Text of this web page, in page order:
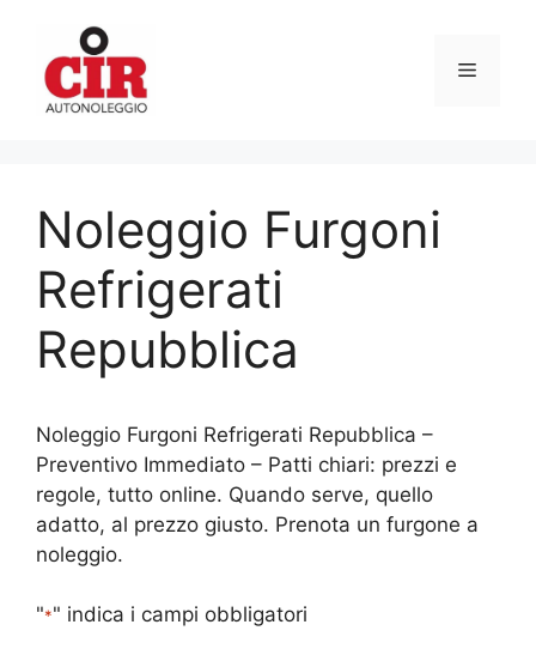
contenuto
Menu
Noleggio Furgoni
Refrigerati
Repubblica
Noleggio Furgoni Refrigerati Repubblica –
Preventivo Immediato – Patti chiari: prezzi e
regole, tutto online. Quando serve, quello
adatto, al prezzo giusto. Prenota un furgone a
noleggio.
"*" indica i campi obbligatori